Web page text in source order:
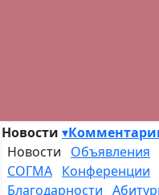
Новости ▾
Новости Объявления
СОГМА Конференции
Благодарности